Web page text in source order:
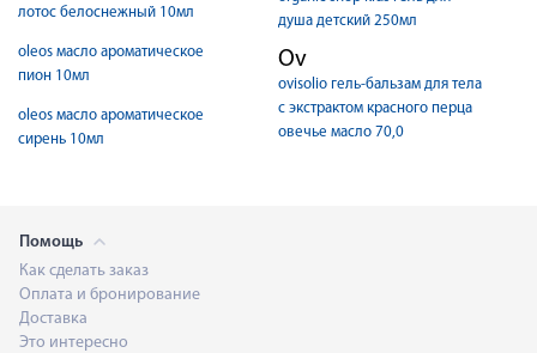
лотос белоснежный 10мл
oleos масло ароматическое
пион 10мл
oleos масло ароматическое
сирень 10мл
душа детский 250мл
Ov
ovisolio гель-бальзам для тела
с экстрактом красного перца
овечье масло 70,0
Помощь
Как сделать заказ
Оплата и бронирование
Доставка
Это интересно